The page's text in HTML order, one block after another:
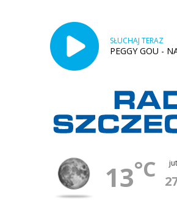
SŁUCHAJ TERAZ
PEGGY GOU -
13°C